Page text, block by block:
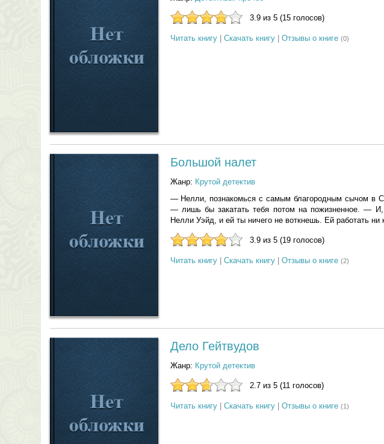
3.9 из 5 (15 голосов)
Читать книгу| Скачать книгу| Отзывы о книге (0)
Большой налет
Жанр: Крутой детектив
— Нелли, познакомься с самым благородным сычом в
— лишь бы закатать тебя потом на пожизненное. —
Нелли Уэйд, и ей ты ничего не воткнешь. Ей работать
3.9 из 5 (19 голосов)
Читать книгу| Скачать книгу| Отзывы о книге (2)
Дело Гейтвудов
Жанр: Крутой детектив
2.7 из 5 (11 голосов)
Читать книгу| Скачать книгу| Отзывы о книге (1)